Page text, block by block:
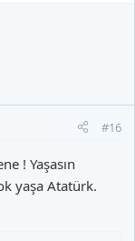
#16
! Yaşasın
yaşa Atatürk.